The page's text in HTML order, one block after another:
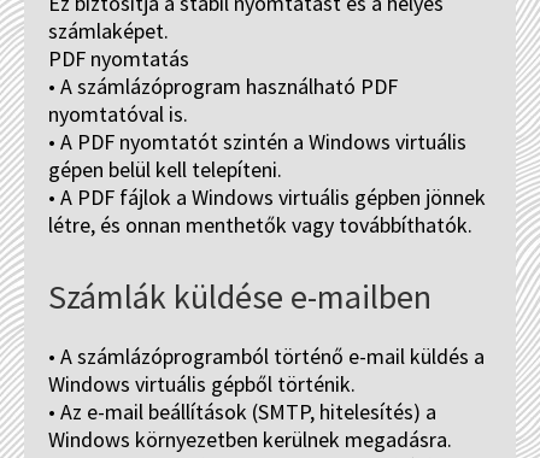
számlaképet.
PDF nyomtatás
• A számlázóprogram használható PDF
nyomtatóval is.
• A PDF nyomtatót szintén a Windows virtuális
gépen belül kell telepíteni.
• A PDF fájlok a Windows virtuális gépben jönnek
létre, és onnan menthetők vagy továbbíthatók.
Számlák küldése e-mailben
• A számlázóprogramból történő e-mail küldés a
Windows virtuális gépből történik.
• Az e-mail beállítások (SMTP, hitelesítés) a
Windows környezetben kerülnek megadásra.